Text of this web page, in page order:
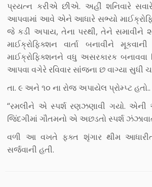
પ્રયત્ન કરીએ છીએ. અહીં શનિવારે
આપવામાં આવે એને આધારે સભ્યો
જે કડી અપાય, તેના પરથી, તેને સમાવીને
માઈક્રોફિક્શન વાર્તા બનાવીને
માઈક્રોફિક્શનને વધુ અસરકારક બનાવવા
આપવા વગેરે રવિવાર સાંંજના છ વાગ્યા સુધી
તા. ૯ અને ૧૦ ના રોજ અપાયેલ પ્રોમ્પ્ટ હતો..
“રમલીને એ સ્પર્શ રણઝણાવી ગયો. એની
જિંદગીમાં ગૌતમનો એ અછડતો સ્પર્શ
વળી આ વખતે ફક્ત શૃંગાર થીમ
સર્જવાની હતી.